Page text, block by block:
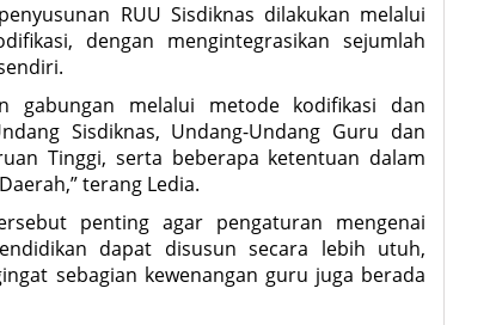
RUU Sisdiknas dilakukan melalui
dengan mengintegrasikan sejumlah
gabungan melalui metode kodifikasi dan
Sisdiknas, Undang-Undang Guru dan
Tinggi, serta beberapa ketentuan dalam
terang Ledia.
penting agar pengaturan mengenai
dapat disusun secara lebih utuh,
sebagian kewenangan guru juga berada